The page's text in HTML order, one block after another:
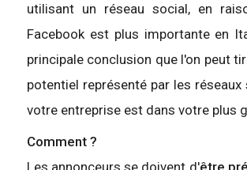
utilisant un réseau social, en
Facebook est plus importante en
principale conclusion que l'on peut
potentiel représenté par les
votre entreprise est dans votre plus
Comment ?
Les annonceurs se doivent d'être